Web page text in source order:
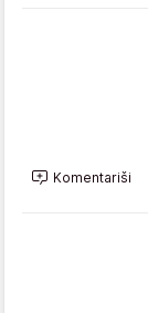
Komentariši